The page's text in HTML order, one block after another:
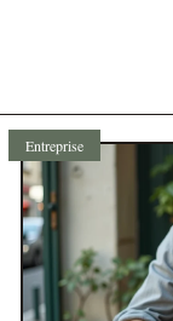
Entreprise